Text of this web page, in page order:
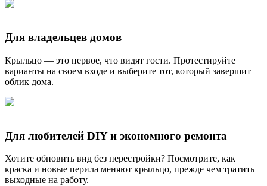
Для владельцев домов
Крыльцо — это первое, что видят гости. Протестируйте
варианты на своем входе и выберите тот, который завершит
облик дома.
Для любителей DIY и экономного ремонта
Хотите обновить вид без перестройки? Посмотрите, как
краска и новые перила меняют крыльцо, прежде чем тратить
выходные на работу.